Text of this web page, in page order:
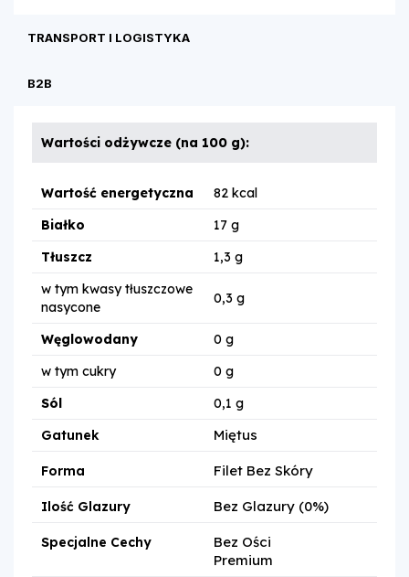
TRANSPORT I LOGISTYKA
B2B
Wartości odżywcze (na 100 g):
Wartość energetyczna
82 kcal
Białko
17 g
Tłuszcz
1,3 g
w tym kwasy tłuszczowe
nasycone
0,3 g
Węglowodany
0 g
w tym cukry
0 g
Sól
0,1 g
Gatunek
Miętus
Forma Filet Bez Skóry
Ilość Glazury Bez Glazury (0%)
Specjalne Cechy
Bez Ości
Premium